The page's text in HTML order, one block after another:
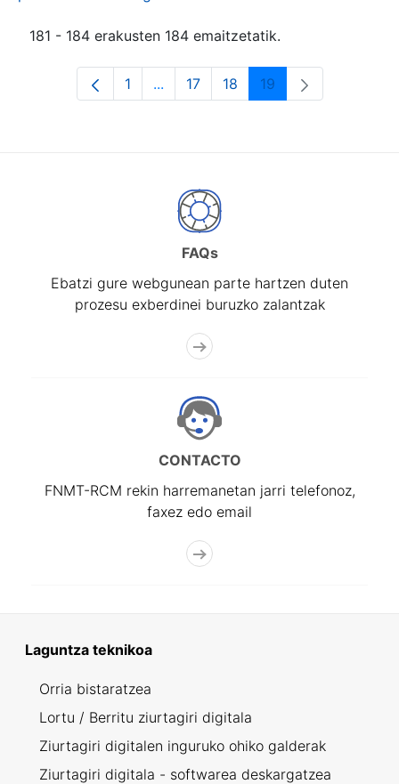
181 - 184 erakusten 184 emaitzetatik.
Orrialdea
1 ...Intermediate Pages Use TAB to
Orrialdea
17 Orrialdea
18 Orrialdea
19
FAQs
Ebatzi gure webgunean parte hartzen duten
prozesu exberdinei buruzko zalantzak
CONTACTO
FNMT-RCM rekin harremanetan jarri telefonoz,
faxez edo email
Laguntza teknikoa
Orria bistaratzea
Lortu / Berritu ziurtagiri digitala
Ziurtagiri digitalen inguruko ohiko galderak
Ziurtagiri digitala - softwarea deskargatzea